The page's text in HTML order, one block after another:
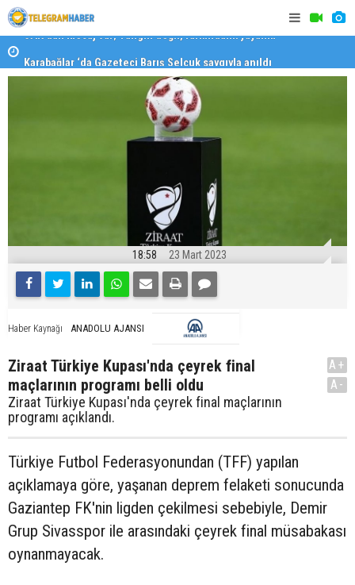
18:58 23 Mart 2023
Haber Kaynağı ANADOLU AJANSI
Ziraat Türkiye Kupası'nda çeyrek final
maçlarının programı belli oldu
Ziraat Türkiye Kupası'nda çeyrek final maçlarının
programı açıklandı.
A+
A-
Türkiye Futbol Federasyonundan (TFF) yapılan
açıklamaya göre, yaşanan deprem felaketi sonucunda
Gaziantep FK'nin ligden çekilmesi sebebiyle, Demir
Grup Sivasspor ile arasındaki çeyrek final müsabakası
oynanmayacak.